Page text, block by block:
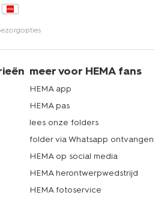
meer voor HEMA fans
HEMA app
HEMA pas
lees onze folders
folder via Whatsapp ontvangen
HEMA op social media
HEMA herontwerpwedstrijd
HEMA fotoservice